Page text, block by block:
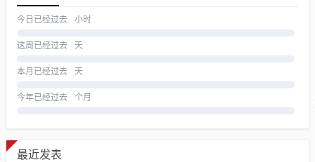
今日已经过去 小时
这周已经过去 天
本月已经过去 天
今年已经过去 个月
最近发表